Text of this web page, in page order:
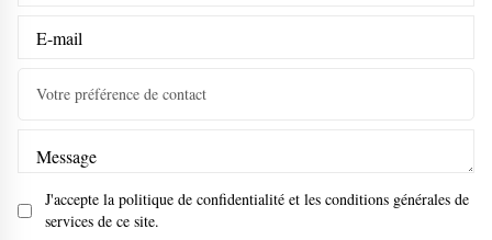
Votre préférence de contact
J'accepte la politique de confidentialité et les conditions générales de
services de ce site.